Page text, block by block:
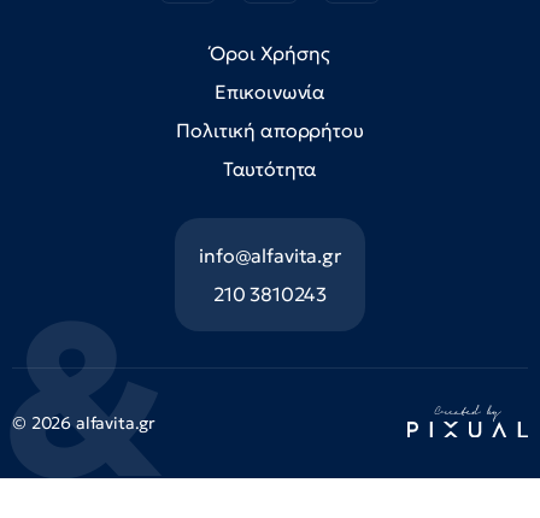
Όροι Χρήσης
Επικοινωνία
Πολιτική απορρήτου
Ταυτότητα
info@alfavita.gr
210 3810243
© 2026 alfavita.gr